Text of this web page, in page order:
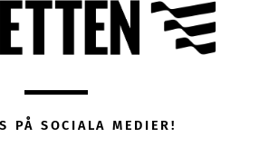
PÅ SOCIALA MEDIER!